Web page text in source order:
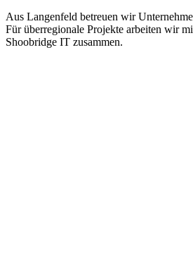
Aus Langenfeld betreuen wir
Für überregionale Projekte arbeiten wir
Shoobridge IT zusammen.